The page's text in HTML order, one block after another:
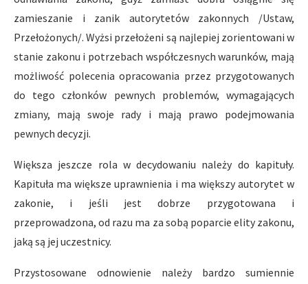
zamieszanie i zanik autorytetów zakonnych /Ustaw,
Przełożonych/. Wyżsi przełożeni są najlepiej zorientowani w
stanie zakonu i potrzebach współczesnych warunków, mają
możliwość polecenia opracowania przez przygotowanych
do tego członków pewnych problemów, wymagających
zmiany, mają swoje rady i mają prawo podejmowania
pewnych decyzji.
Większa jeszcze rola w decydowaniu należy do kapituły.
Kapituła ma większe uprawnienia i ma większy autorytet w
zakonie, i jeśli jest dobrze przygotowana i
przeprowadzona, od razu ma za sobą poparcie elity zakonu,
jaką są jej uczestnicy.
Przystosowane odnowienie należy bardzo sumiennie